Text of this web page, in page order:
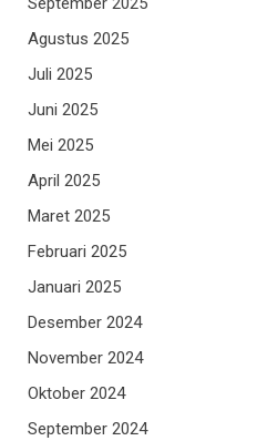
Agustus 2025
Juli 2025
Juni 2025
Mei 2025
April 2025
Maret 2025
Februari 2025
Januari 2025
Desember 2024
November 2024
Oktober 2024
September 2024